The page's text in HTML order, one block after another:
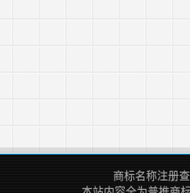
商标名称注册